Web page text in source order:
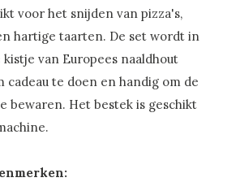
voor het snijden van pizza's,
hartige taarten. De set wordt in
van Europees naaldhout
cadeau te doen en handig om de
bewaren. Het bestek is geschikt